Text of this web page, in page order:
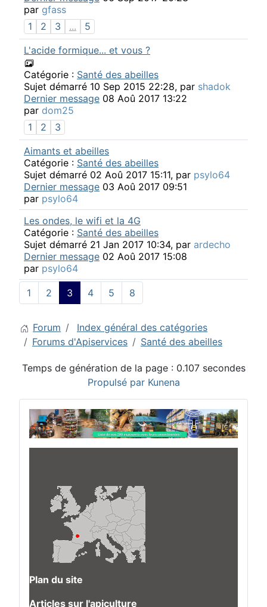
par gfass
1
2 3 ... 5
L'acide formique... et vous ?
Catégorie : Santé des abeilles
Sujet démarré 10 Sep 2015 22:28, par shadok
Dernier message 08 Aoû 2017 13:22
par dom25
1
2 3
Aimants et abeilles
Catégorie : Santé des abeilles
Sujet démarré 02 Aoû 2017 15:11, par psylo64
Dernier message 03 Aoû 2017 09:51
par psylo64
Les ondes, le wifi et la 4G
Catégorie : Santé des abeilles
Sujet démarré 21 Jan 2017 10:34, par ardecho
Dernier message 02 Aoû 2017 15:08
par psylo64
1 2 3 4 5 8
Forum
Index général des catégories
Forums d'Apiservices
Santé des abeilles
Temps de génération de la page : 0.107 secondes
Propulsé par Kunena
Plan du site
Articles sur l'apiculture